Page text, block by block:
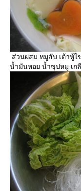
ส่วนผสม หมูสับ เต้าหู้ไ
น้ำมันหอย น้ำซุปหมู เก